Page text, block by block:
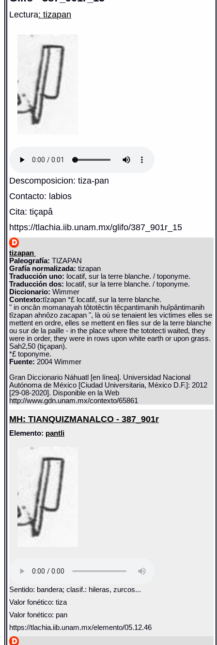
Lectura: tizapan
Descomposicion: tiza-pan
Contacto: labios
Cita: tiçapâ
https://tlachia.iib.unam.mx/glifo/387_901r_15
tizapan
Paleografía: TIZAPAN
Grafía normalizada: tizapan
Traducción uno: locatif, sur la terre blanche. / toponyme.
Traducción dos: locatif, sur la terre blanche. / toponyme.
Diccionario:Wimmer
Contexto:tîzapan *£ locatif, sur la terre blanche.
" in oncân momanayah tôtotêctin têcpantimanih huîpântimanih
tîzapan ahnôzo zacapan ", là où se tenaient les victimes elles se
mettent en ordre, elles se mettent en files sur de la terre blanche
ou sur de la paille - in the place where the tototecti waited, they
were in order, they were in rows upon white earth or upon grass.
Sah2,50 (tiçapan).
*£ toponyme.
Fuente: 2004 Wimmer
Gran Diccionario Náhuatl [en línea]. Universidad Nacional
Autónoma de México [Ciudad Universitaria, México D.F.]: 2012
[29-08-2020]. Disponible en la Web
http://www.gdn.unam.mx/contexto/65861
MH: TIANQUIZMANALCO - 387_901r
Elemento: pantli
Sentido: bandera; clasif.: hileras, zurcos...
Valor fonético: tiza
Valor fonético: pan
https://tlachia.iib.unam.mx/elemento/05.12.46